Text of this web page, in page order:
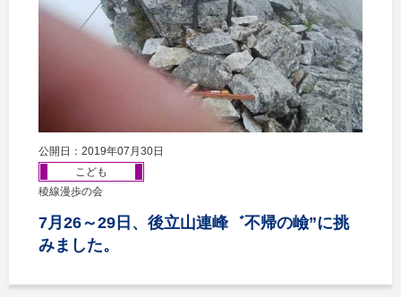
公開日：2019年07月30日
こども
稜線漫歩の会
7月26～29日、後立山連峰゛不帰の嶮”に挑
みました。